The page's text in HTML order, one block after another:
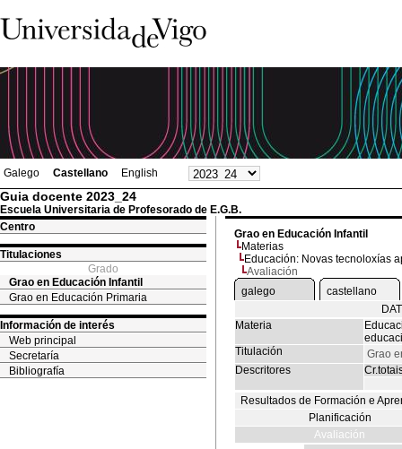
Galego Castellano English
Guia docente 2023_24
Escuela Universitaria de Profesorado de E.G.B.
Centro
Titulaciones
Grado
Grao en Educación Infantil
Grao en Educación Primaria
Información de interés
Web principal
Secretaría
Bibliografía
Grao en Educación Infantil
Materias
Educación: Novas tecnoloxías
Avaliación
galego
castellano
Materia
Titulación
Grao
Descritores
Resultados de Formación e
Planificación
Avaliación